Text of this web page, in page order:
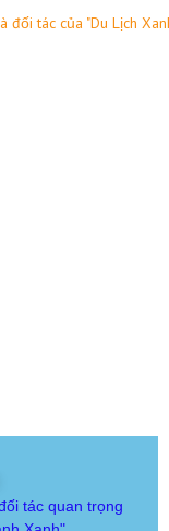
tác quan trọng